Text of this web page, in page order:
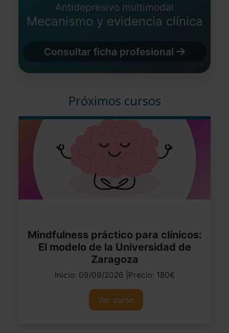
Antidepresivo multimodal
Mecanismo y evidencia clínica
Consultar ficha profesional
Próximos cursos
Mindfulness práctico para clínicos:
El modelo de la Universidad de
Zaragoza
Inicio: 09/09/2026 |Precio: 180€
Ver curso